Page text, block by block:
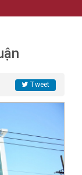
Tweet